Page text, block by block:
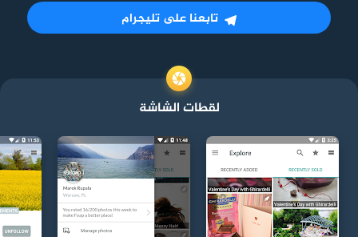
تابعنا على تليجرام
لقطات الشاشة